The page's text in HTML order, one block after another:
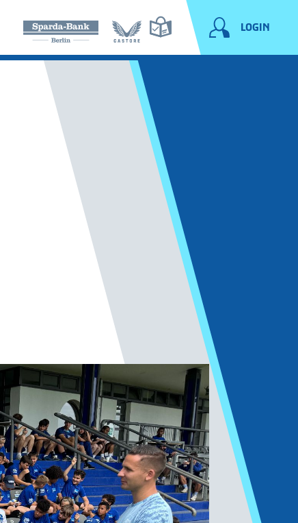
LOGIN